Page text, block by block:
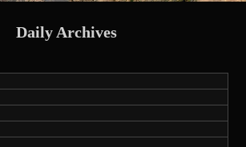
Daily Archives